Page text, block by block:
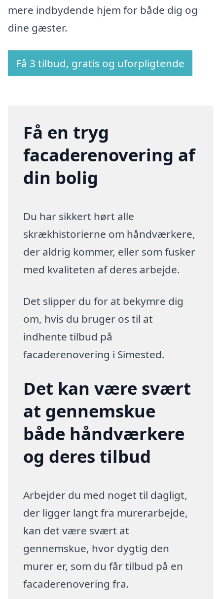
mere indbydende hjem for både dig og
dine gæster.
Få 3 tilbud, gratis og uforpligtende
Få en tryg
facaderenovering af
din bolig
Du har sikkert hørt alle
skrækhistorierne om håndværkere,
der aldrig kommer, eller som fusker
med kvaliteten af deres arbejde.
Det slipper du for at bekymre dig
om, hvis du bruger os til at
indhente tilbud på
facaderenovering i Simested.
Det kan være svært
at gennemskue
både håndværkere
og deres tilbud
Arbejder du med noget til dagligt,
der ligger langt fra murerarbejde,
kan det være svært at
gennemskue, hvor dygtig den
murer er, som du får tilbud på en
facaderenovering fra.